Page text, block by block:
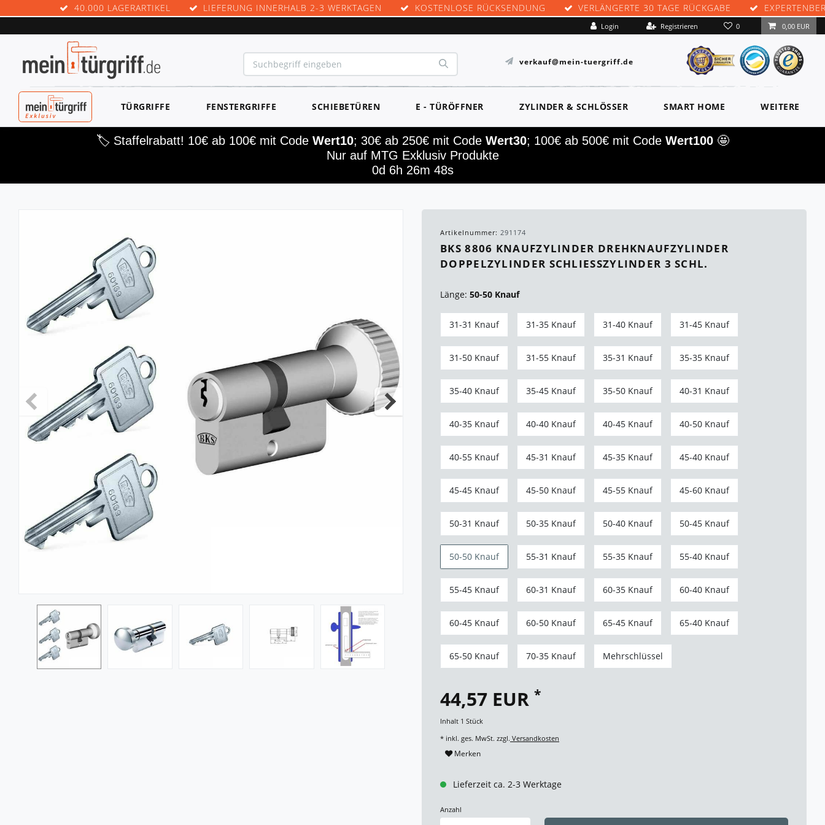
40.000 LAGERARTIKEL LIEFERUNG INNERHALB 2-3 WERKTAGEN KOSTENLOSE RÜCKSENDUNG VERLÄNGERTE 30 TAGE RÜCKGABE
Login Registrieren 0 0,00 EUR
verkauf@mein-tuergriff.de
MEINTÜRGRIF
F EXKLUSIV
TÜRGRIFFE FENSTERGRIFFE SCHIEBETÜREN E - TÜRÖFFNER ZYLINDER & SCHLÖSSER SMART HOME WEITERE
🏷️ Staffelrabatt! 10€ ab 100€ mit Code Wert10; 30€ ab 250€ mit Code Wert30; 100€ ab 500€ mit Code Wert100🤩
Nur auf MTG Exklusiv Produkte
0d 6h 26m 46s
Artikelnummer: 291174
BKS 8806 KNAUFZYLINDER DREHKNAUFZYLINDER
DOPPELZYLINDER SCHLIESSZYLINDER 3 SCHL.
Länge: 50-50 Knauf
31-31 Knauf 31-35 Knauf 31-40 Knauf 31-45 Knauf
31-50 Knauf 31-55 Knauf 35-31 Knauf 35-35 Knauf
35-40 Knauf 35-45 Knauf 35-50 Knauf 40-31 Knauf
40-35 Knauf 40-40 Knauf 40-45 Knauf 40-50 Knauf
40-55 Knauf 45-31 Knauf 45-35 Knauf 45-40 Knauf
45-45 Knauf 45-50 Knauf 45-55 Knauf 45-60 Knauf
50-31 Knauf 50-35 Knauf 50-40 Knauf 50-45 Knauf
50-50 Knauf 55-31 Knauf 55-35 Knauf 55-40 Knauf
55-45 Knauf 60-31 Knauf 60-35 Knauf 60-40 Knauf
60-45 Knauf 60-50 Knauf 65-45 Knauf 65-40 Knauf
65-50 Knauf 70-35 Knauf Mehrschlüssel
44,57 EUR *
Inhalt 1 Stück
* inkl. ges. MwSt. zzgl. Versandkosten
Merken
Lieferzeit ca. 2-3 Werktage
Anzahl